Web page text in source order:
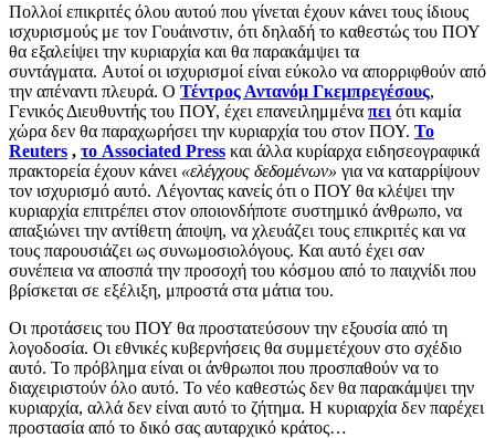
Πολλοί επικριτές όλου αυτού που γίνεται έχουν κάνει τους ίδιους
ισχυρισμούς με τον Γουάινστιν, ότι δηλαδή το καθεστώς του ΠΟΥ
θα εξαλείψει την κυριαρχία και θα παρακάμψει τα
συντάγματα. Αυτοί οι ισχυρισμοί είναι εύκολο να απορριφθούν από
την απέναντι πλευρά. Ο Τέντρος Αντανόμ Γκεμπρεγέσους,
Γενικός Διευθυντής του ΠΟΥ, έχει επανειλημμένα πει ότι καμία
χώρα δεν θα παραχωρήσει την κυριαρχία του στον ΠΟΥ. Το
Reuters , το Associated Press και άλλα κυρίαρχα ειδησεογραφικά
πρακτορεία έχουν κάνει «ελέγχους δεδομένων» για να καταρρίψουν
τον ισχυρισμό αυτό. Λέγοντας κανείς ότι ο ΠΟΥ θα κλέψει την
κυριαρχία επιτρέπει στον οποιονδήποτε συστημικό άνθρωπο, να
απαξιώνει την αντίθετη άποψη, να χλευάζει τους επικριτές και να
τους παρουσιάζει ως συνωμοσιολόγους. Και αυτό έχει σαν
συνέπεια να αποσπά την προσοχή του κόσμου από το παιχνίδι που
βρίσκεται σε εξέλιξη, μπροστά στα μάτια του.
Οι προτάσεις του ΠΟΥ θα προστατεύσουν την εξουσία από τη
λογοδοσία. Οι εθνικές κυβερνήσεις θα συμμετέχουν στο σχέδιο
αυτό. Το πρόβλημα είναι οι άνθρωποι που προσπαθούν να το
διαχειριστούν όλο αυτό. Το νέο καθεστώς δεν θα παρακάμψει την
κυριαρχία, αλλά δεν είναι αυτό το ζήτημα. Η κυριαρχία δεν παρέχει
προστασία από το δικό σας αυταρχικό κράτος…